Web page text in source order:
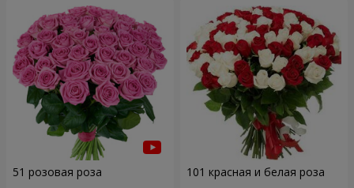
51 розовая роза 101 красная и белая роза